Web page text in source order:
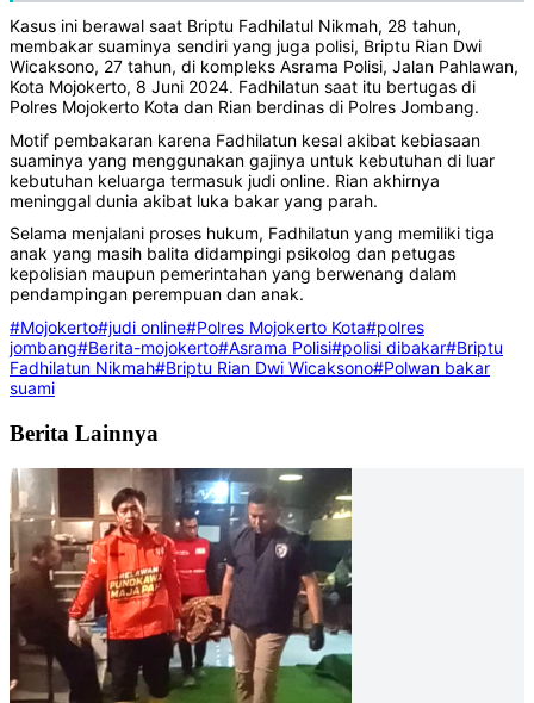
Kasus ini berawal saat Briptu Fadhilatul Nikmah, 28 tahun,
membakar suaminya sendiri yang juga polisi, Briptu Rian Dwi
Wicaksono, 27 tahun, di kompleks Asrama Polisi, Jalan Pahlawan,
Kota Mojokerto, 8 Juni 2024. Fadhilatun saat itu bertugas di
Polres Mojokerto Kota dan Rian berdinas di Polres Jombang.
Motif pembakaran karena Fadhilatun kesal akibat kebiasaan
suaminya yang menggunakan gajinya untuk kebutuhan di luar
kebutuhan keluarga termasuk judi online. Rian akhirnya
meninggal dunia akibat luka bakar yang parah.
Selama menjalani proses hukum, Fadhilatun yang memiliki tiga
anak yang masih balita didampingi psikolog dan petugas
kepolisian maupun pemerintahan yang berwenang dalam
pendampingan perempuan dan anak.
#Mojokerto#judi online#Polres Mojokerto Kota#polres
jombang#Berita-mojokerto#Asrama Polisi#polisi dibakar#Briptu
Fadhilatun Nikmah#Briptu Rian Dwi Wicaksono#Polwan bakar
suami
Berita Lainnya